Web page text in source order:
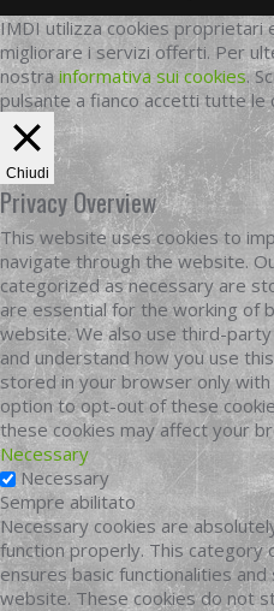
IMDI utilizza cookies proprietari
migliorare i servizi offerti. Per
nostrainformativa sui cookies.
pulsante a fianco accetti tutte le
Chiudi
Privacy Overview
This website uses cookies to
navigate through the website.
categorized as necessary are
are essential for the working of
website. We also use third-
and understand how you use
stored in your browser only
option to opt-out of these
these cookies may affect your
Necessary
Necessary
Sempre abilitato
Necessary cookies are
function properly. This category
ensures basic functionalities
website. These cookies do not